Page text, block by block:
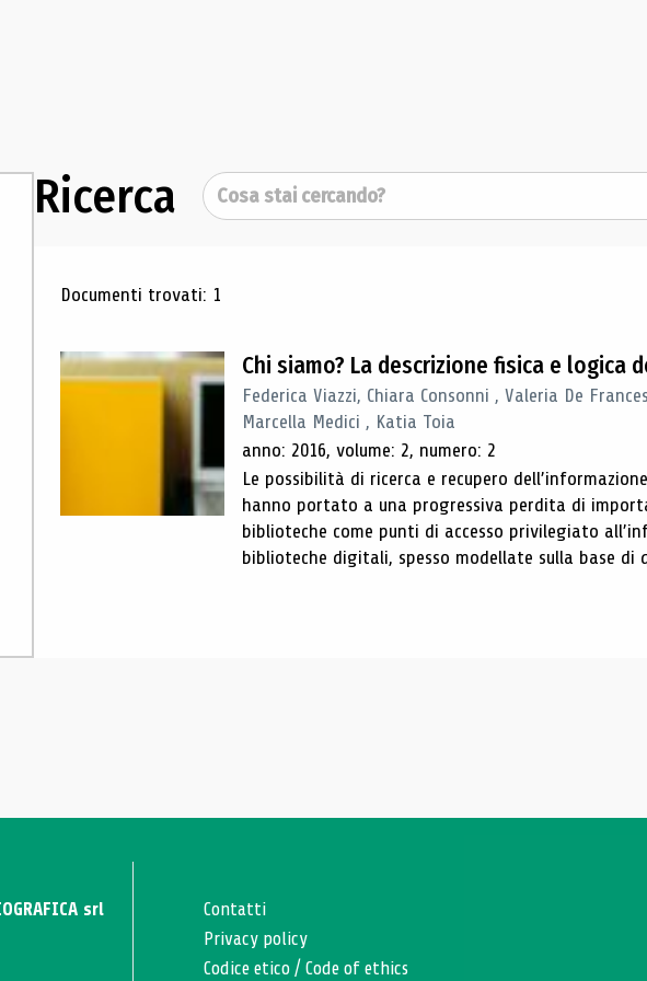
Ricerca Cerca
Risultati di ricerca
Documenti trovati: 1
Chi siamo? La descrizione fisica e logica
Federica Viazzi, Chiara Consonni , Valeria De
Marcella Medici , Katia Toia
anno: 2016, volume: 2, numero: 2
Le possibilità di ricerca e recupero
hanno portato a una progressiva perdita di
biblioteche come punti di accesso privilegiato
biblioteche digitali, spesso modellate sulla base di
srl
Contatti
Privacy policy
Codice etico /Code of ethics